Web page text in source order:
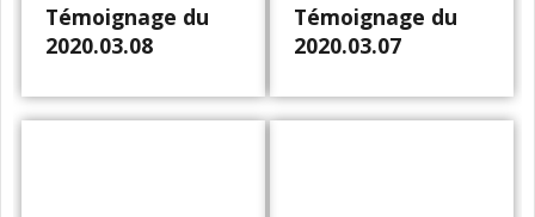
Témoignage du
2020.03.08
Témoignage du
2020.03.07